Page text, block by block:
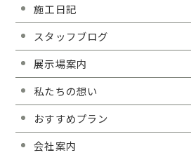
施工日記
スタッフブログ
展示場案内
私たちの想い
おすすめプラン
会社案内